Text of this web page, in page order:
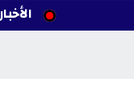
الأخبارأكثر من مئتي عنصر